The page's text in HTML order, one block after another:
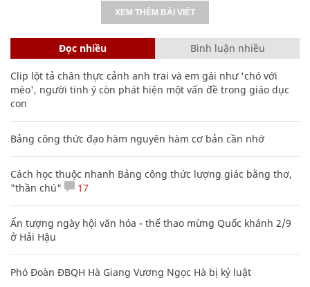
XEM THÊM BÀI VIẾT
Đọc nhiều Bình luận nhiều
Clip lột tả chân thực cảnh anh trai và em gái như 'chó với
mèo', người tinh ý còn phát hiện một vấn đề trong giáo dục
con
Bảng công thức đạo hàm nguyên hàm cơ bản cần nhớ
Cách học thuộc nhanh Bảng công thức lượng giác bằng thơ,
"thần chú"
17
Ấn tượng ngày hội văn hóa - thể thao mừng Quốc khánh 2/9
ở Hải Hậu
Phó Đoàn ĐBQH Hà Giang Vương Ngọc Hà bị kỷ luật